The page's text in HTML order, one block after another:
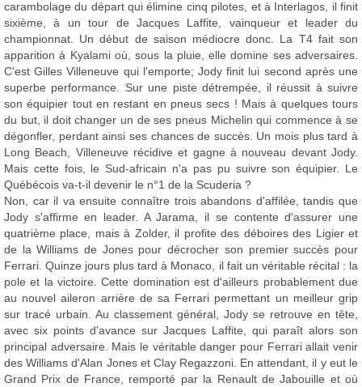
carambolage du départ qui élimine cinq pilotes, et à Interlagos, il finit
sixième, à un tour de Jacques Laffite, vainqueur et leader du
championnat. Un début de saison médiocre donc. La T4 fait son
apparition à Kyalami où, sous la pluie, elle domine ses adversaires.
C'est Gilles Villeneuve qui l'emporte; Jody finit lui second après une
superbe performance. Sur une piste détrempée, il réussit à suivre
son équipier tout en restant en pneus secs ! Mais à quelques tours
du but, il doit changer un de ses pneus Michelin qui commence à se
dégonfler, perdant ainsi ses chances de succès. Un mois plus tard à
Long Beach, Villeneuve récidive et gagne à nouveau devant Jody.
Mais cette fois, le Sud-africain n'a pas pu suivre son équipier. Le
Québécois va-t-il devenir le n°1 de la Scuderia ?
Non, car il va ensuite connaître trois abandons d'affilée, tandis que
Jody s'affirme en leader. A Jarama, il se contente d'assurer une
quatrième place, mais à Zolder, il profite des déboires des Ligier et
de la Williams de Jones pour décrocher son premier succès pour
Ferrari. Quinze jours plus tard à Monaco, il fait un véritable récital : la
pole et la victoire. Cette domination est d'ailleurs probablement due
au nouvel aileron arrière de sa Ferrari permettant un meilleur grip
sur tracé urbain. Au classement général, Jody se retrouve en tête,
avec six points d'avance sur Jacques Laffite, qui paraît alors son
principal adversaire. Mais le véritable danger pour Ferrari allait venir
des Williams d'Alan Jones et Clay Regazzoni. En attendant, il y eut le
Grand Prix de France, remporté par la Renault de Jabouille et où